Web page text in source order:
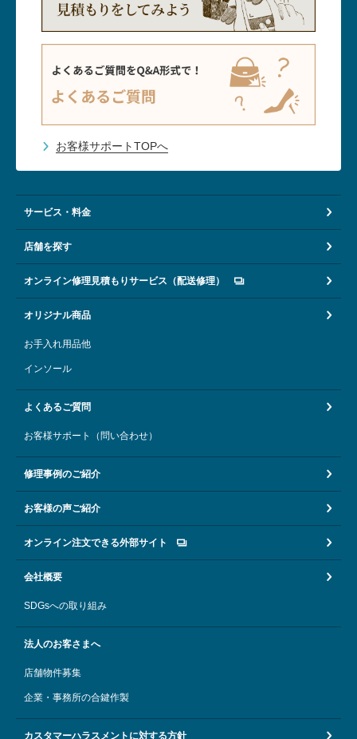
お客様サポートTOPへ
サービス・料金
店舗を探す
オンライン修理見積もりサービス（配送修理）
オリジナル商品
お手入れ用品他
インソール
よくあるご質問
お客様サポート（問い合わせ）
修理事例のご紹介
お客様の声ご紹介
オンライン注文できる外部サイト
会社概要
SDGsへの取り組み
法人のお客さまへ
店舗物件募集
企業・事務所の合鍵作製
カスタマーハラスメントに対する方針